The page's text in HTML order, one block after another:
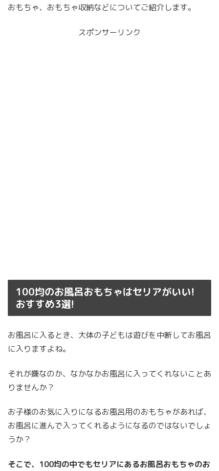
おもちゃ、おもちゃ収納などについてご紹介します。
スポンサーリンク
100均のお風呂おもちゃはセリアがいい!
おすすめ3選!
お風呂に入るとき、大体の子どもは遊びを中断してお風呂
に入りますよね。
それが嫌なのか、なかなかお風呂に入ってくれないことあ
りませんか？
お子様のお気に入りになるお風呂用のおもちゃがあれば、
お風呂に進んで入ってくれるようになるのではないでしょ
うか？
そこで、100均の中でもセリアにあるお風呂おもちゃのお